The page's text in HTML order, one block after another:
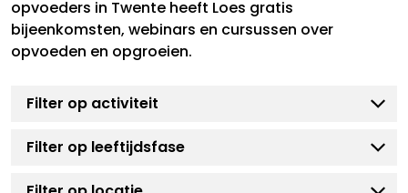
opvoeders in Twente heeft Loes gratis
bijeenkomsten, webinars en cursussen over
opvoeden en opgroeien.